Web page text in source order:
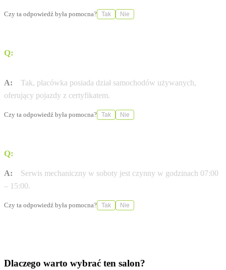
Czy ta odpowiedź była pomocna? Tak Nie
Q:
A:
Tak, placówka posiada dział samochodów używanych,
oferujący pojazdy z certyfikatem.
Czy ta odpowiedź była pomocna? Tak Nie
Q:
A:
Serwis mechaniczny w soboty jest czynny w godzinach 07:00
– 15:00.
Czy ta odpowiedź była pomocna? Tak Nie
Dlaczego warto wybrać ten salon?